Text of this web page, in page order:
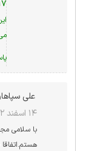
۱۷
علی
۱۴ اسفند ۱۳۹۲
با سلامی